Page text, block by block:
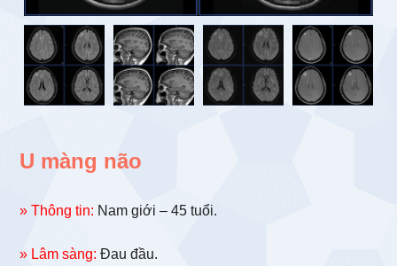
U màng não
» Thông tin: Nam giới – 45 tuổi.
» Lâm sàng: Đau đầu.